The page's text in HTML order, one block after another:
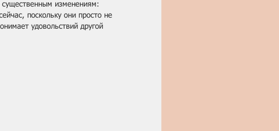
существенным изменениям:
поскольку они просто не
удовольствий другой